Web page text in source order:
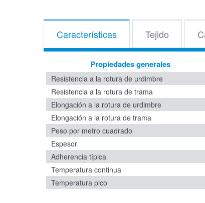
Características Tejido
Propiedades generales
Resistencia a la rotura de urdimbre
Resistencia a la rotura de trama
Elongación a la rotura de urdimbre
Elongación a la rotura de trama
Peso por metro cuadrado
Espesor
Adherencia típica
Temperatura continua
Temperatura pico